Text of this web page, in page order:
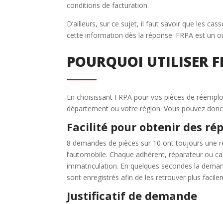
conditions de facturation.
D’ailleurs, sur ce sujet, il faut savoir que les
cette information dès la réponse. FRPA est un
POURQUOI UTILISER
En choisissant FRPA pour vos pièces de
département ou votre région. Vous pouvez
Facilité pour obtenir des
8 demandes de pièces sur 10 ont toujours une
l’automobile. Chaque adhérent, réparateur ou
immatriculation. En quelques secondes la
sont enregistrés afin de les retrouver plus
Justificatif de demande